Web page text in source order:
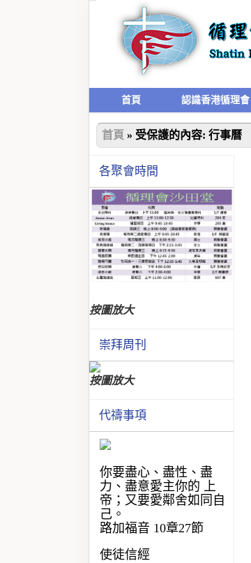
首頁 認識香港循理會
首頁 » 受保護的內容: 行事曆
各聚會時間
按圖放大
崇拜周刊
按圖放大
代禱事項
你要盡心、盡性、盡
力、盡意愛主你的 上
帝；又要愛鄰舍如同自
己。
路加福音 10章27節
使徒信經